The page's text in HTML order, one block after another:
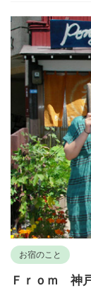
お宿のこと
Ｆｒｏｍ 神